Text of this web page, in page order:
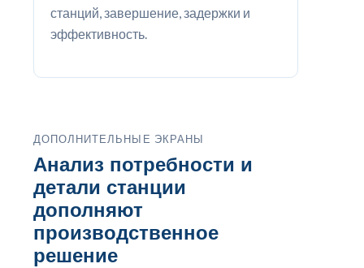
станций, завершение, задержки и
эффективность.
ДОПОЛНИТЕЛЬНЫЕ ЭКРАНЫ
Анализ потребности и
детали станции
дополняют
производственное
решение